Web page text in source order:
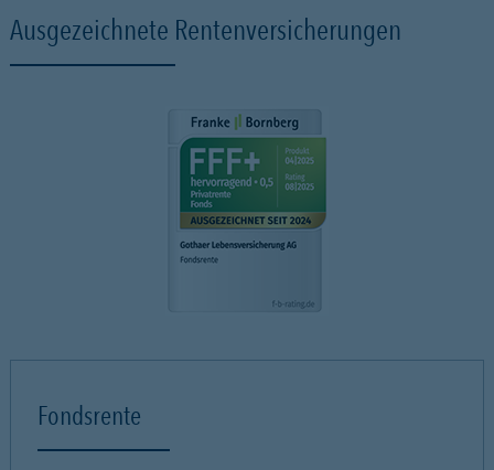
Ausgezeichnete Rentenversicherungen
Fondsrente